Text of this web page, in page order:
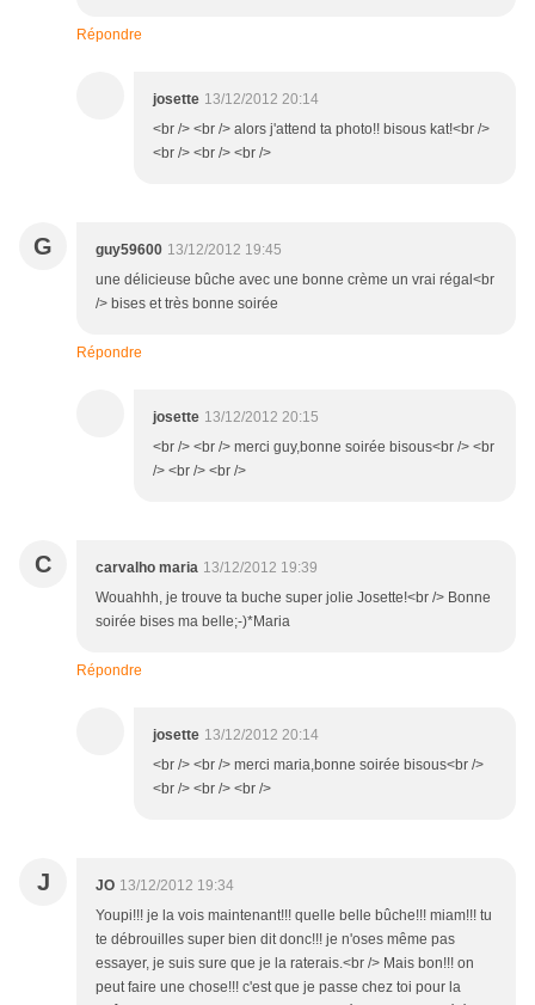
Répondre
josette 13/12/2012 20:14
<br /> <br /> alors j'attend ta photo!! bisous kat!<br />
<br /> <br /> <br />
G guy59600 13/12/2012 19:45
une délicieuse bûche avec une bonne crème un vrai régal<br
/> bises et très bonne soirée
Répondre
josette 13/12/2012 20:15
<br /> <br /> merci guy,bonne soirée bisous<br /> <br
/> <br /> <br />
C carvalho maria 13/12/2012 19:39
Wouahhh, je trouve ta buche super jolie Josette!<br /> Bonne
soirée bises ma belle;-)*Maria
Répondre
josette 13/12/2012 20:14
<br /> <br /> merci maria,bonne soirée bisous<br />
<br /> <br /> <br />
J JO 13/12/2012 19:34
Youpi!!! je la vois maintenant!!! quelle belle bûche!!! miam!!! tu
te débrouilles super bien dit donc!!! je n'oses même pas
essayer, je suis sure que je la raterais.<br /> Mais bon!!! on
peut faire une chose!!! c'est que je passe chez toi pour la